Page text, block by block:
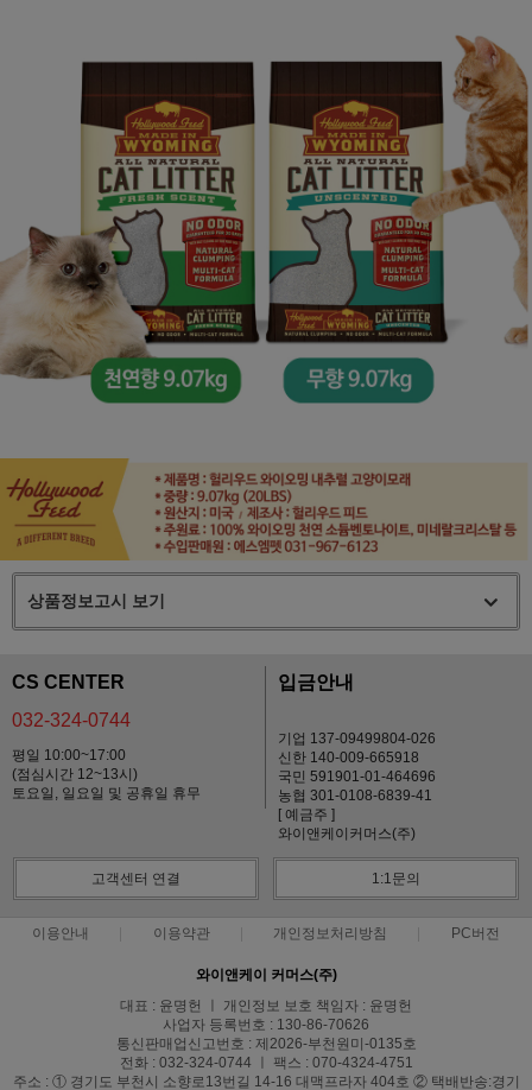
상품정보고시 보기
CS CENTER
032-324-0744
평일 10:00~17:00
(점심시간 12~13시)
토요일, 일요일 및 공휴일 휴무
입금안내
기업 137-09499804-026
신한 140-009-665918
국민 591901-01-464696
농협 301-0108-6839-41
[ 예금주 ]
와이앤케이커머스(주)
고객센터 연결 1:1문의
이용안내 이용약관 개인정보처리방침 PC버전
와이앤케이 커머스(주)
대표 : 윤명헌 ㅣ 개인정보 보호 책임자 : 윤명헌
사업자 등록번호 : 130-86-70626
통신판매업신고번호 : 제2026-부천원미-0135호
전화 : 032-324-0744 ㅣ 팩스 : 070-4324-4751
주소 : ① 경기도 부천시 소향로13번길 14-16 대맥프라자 404호 ② 택배반송:경기